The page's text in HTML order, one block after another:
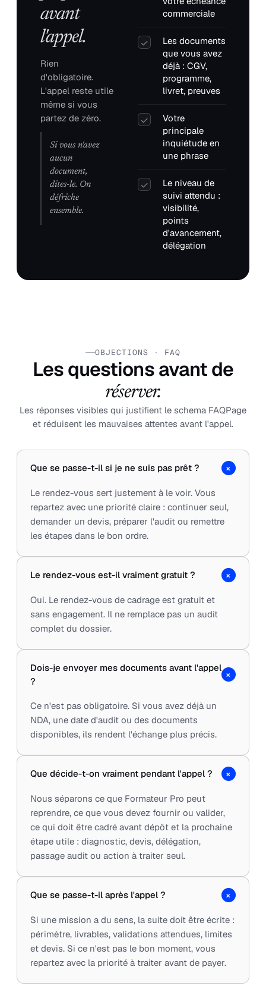
avant
l'appel.
Rien
d'obligatoire.
L'appel reste utile
même si vous
partez de zéro.
Si vous n'avez
aucun
document,
dites-le. On
défriche
ensemble.
commerciale
✓
Les documents
que vous avez
déjà : CGV,
programme,
livret, preuves
✓
Votre
principale
inquiétude en
une phrase
✓
Le niveau de
suivi attendu :
visibilité,
points
d'avancement,
délégation
OBJECTIONS · FAQ
Les questions avant de
réserver.
Les réponses visibles qui justifient le schema FAQPage
et réduisent les mauvaises attentes avant l'appel.
Que se passe-t-il si je ne suis pas prêt ? +
Le rendez-vous sert justement à le voir. Vous
repartez avec une priorité claire : continuer seul,
demander un devis, préparer l'audit ou remettre
les étapes dans le bon ordre.
Le rendez-vous est-il vraiment gratuit ? +
Oui. Le rendez-vous de cadrage est gratuit et
sans engagement. Il ne remplace pas un audit
complet du dossier.
Dois-je envoyer mes documents avant l'appel
?
+
Ce n'est pas obligatoire. Si vous avez déjà un
NDA, une date d'audit ou des documents
disponibles, ils rendent l'échange plus précis.
Que décide-t-on vraiment pendant l'appel ? +
Nous séparons ce que Formateur Pro peut
reprendre, ce que vous devez fournir ou valider,
ce qui doit être cadré avant dépôt et la prochaine
étape utile : diagnostic, devis, délégation,
passage audit ou action à traiter seul.
Que se passe-t-il après l'appel ? +
Si une mission a du sens, la suite doit être écrite :
périmètre, livrables, validations attendues, limites
et devis. Si ce n'est pas le bon moment, vous
repartez avec la priorité à traiter avant de payer.